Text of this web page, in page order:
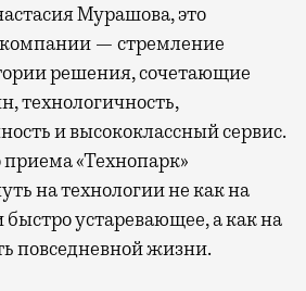
Мурашова, это
— стремление
решения, сочетающие
технологичность,
и высококлассный сервис.
«Технопарк»
на технологии не как на
устаревающее, а как на
повседневной жизни.